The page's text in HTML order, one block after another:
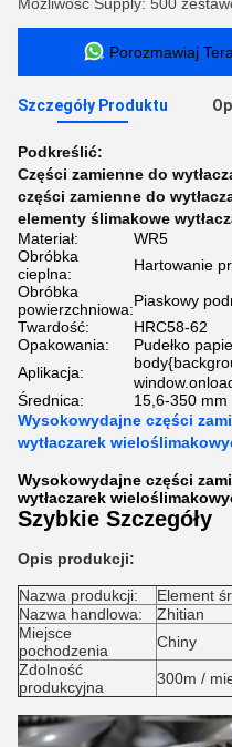
Porozmawiaj
Szczegóły Produktu
Podkreślić:
Części zamienne do
części zamienne do
elementy ślimakowe
Materiał:
WR5
Obróbka
cieplna:
Hartowanie
Obróbka
powierzchniowa:Piaskowy
Twardość:
HRC58-62
Opakowania:
Pudełko
Aplikacja:
Średnica:
15,6-350 mm
Wysokowydajne części
wytłaczarek
Wysokowydajne części
wytłaczarek
Szybkie Szczegóły
Opis produkcji:
Nazwa produkcji: Element
Nazwa handlowa:
Zhitian
Miejsce
pochodzenia
Chiny
Zdolność
produkcyjna
300m /